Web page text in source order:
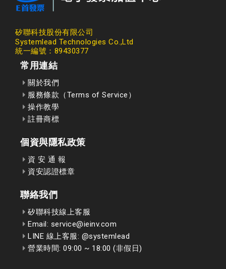
矽聯科技股份有限公司
Systemlead Technologies Co.,Ltd
統一編號：89430377
常用連結
關於我們
服務條款（Terms of Service）
操作教學
註冊商標
個資與隱私政策
資 安 通 報
資安認證標章
聯絡我們
矽聯科技線上客服
Email: service@ieinv.com
LINE 線上客服: @systemlead
營業時間: 09:00 ~ 18:00 (非假日)